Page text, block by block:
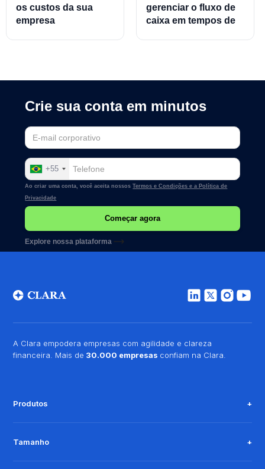
os custos da sua
empresa
gerenciar o fluxo de
caixa em tempos de
Crie sua conta em minutos
+55
Ao criar uma conta, você aceita nossosTermos e Condições e a Política de
Privacidade
Explore nossa plataforma
A Clara empodera empresas com agilidade e clareza
financeira. Mais de 30.000 empresas confiam na Clara.
Produtos
Tamanho